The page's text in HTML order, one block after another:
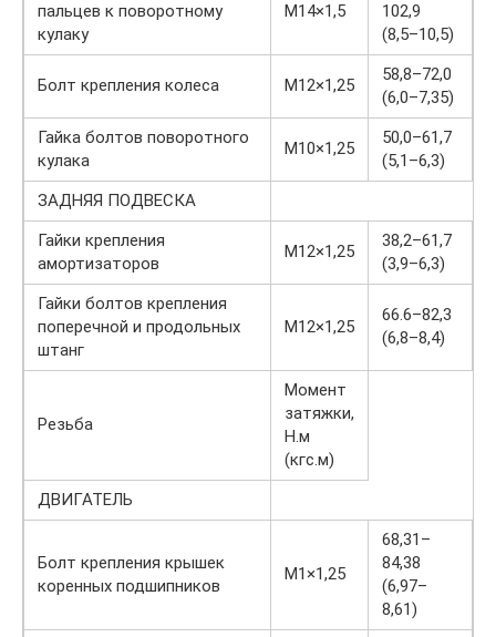
пальцев к поворотному
кулаку
М14×1,5
102,9
(8,5–10,5)
Болт крепления колеса М12×1,25
58,8–72,0
(6,0–7,35)
Гайка болтов поворотного
кулака
М10×1,25
50,0–61,7
(5,1–6,3)
ЗАДНЯЯ ПОДВЕСКА
Гайки крепления
амортизаторов
М12×1,25
38,2–61,7
(3,9–6,3)
Гайки болтов крепления
поперечной и продольных
штанг
М12×1,25
66.6–82,3
(6,8–8,4)
Резьба
Момент
затяжки,
Н.м
(кгс.м)
ДВИГАТЕЛЬ
Болт крепления крышек
коренных подшипников
М1×1,25
68,31–
84,38
(6,97–
8,61)